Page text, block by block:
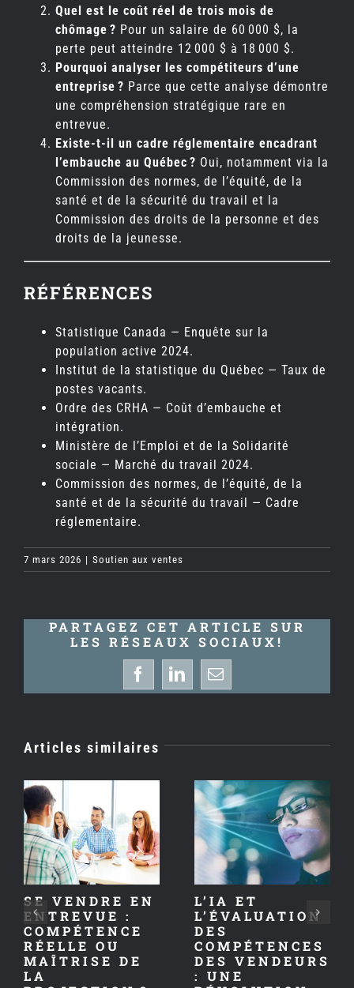
Quel est le coût réel de trois mois de
chômage ? Pour un salaire de 60 000 $, la
perte peut atteindre 12 000 $ à 18 000 $.
Pourquoi analyser les compétiteurs d’une
entreprise ? Parce que cette analyse démontre
une compréhension stratégique rare en
entrevue.
Existe-t-il un cadre réglementaire encadrant
l’embauche au Québec ? Oui, notamment via la
Commission des normes, de l’équité, de la
santé et de la sécurité du travail et la
Commission des droits de la personne et des
droits de la jeunesse.
RÉFÉRENCES
Statistique Canada — Enquête sur la
population active 2024.
Institut de la statistique du Québec — Taux de
postes vacants.
Ordre des CRHA — Coût d’embauche et
intégration.
Ministère de l’Emploi et de la Solidarité
sociale — Marché du travail 2024.
Commission des normes, de l’équité, de la
santé et de la sécurité du travail — Cadre
réglementaire.
7 mars 2026 | Soutien aux ventes
PARTAGEZ CET ARTICLE SUR
LES RÉSEAUX SOCIAUX!
FacebookLinkedInEmail
Articles similaires
SE VENDRE EN
ENTREVUE :
COMPÉTENCE
RÉELLE OU
MAÎTRISE DE
LA
L’IA ET
L’ÉVALUATION
DES
COMPÉTENCES
DES VENDEURS
: UNE